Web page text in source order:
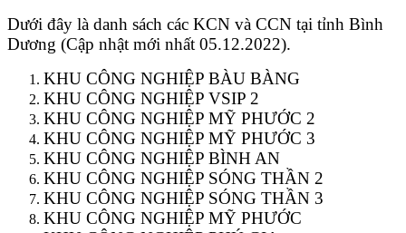
Dưới đây là danh sách các KCN và CCN tại tỉnh Bình
Dương (Cập nhật mới nhất 05.12.2022).
KHU CÔNG NGHIỆP BÀU BÀNG
KHU CÔNG NGHIỆP VSIP 2
KHU CÔNG NGHIỆP MỸ PHƯỚC 2
KHU CÔNG NGHIỆP MỸ PHƯỚC 3
KHU CÔNG NGHIỆP BÌNH AN
KHU CÔNG NGHIỆP SÓNG THẦN 2
KHU CÔNG NGHIỆP SÓNG THẦN 3
KHU CÔNG NGHIỆP MỸ PHƯỚC